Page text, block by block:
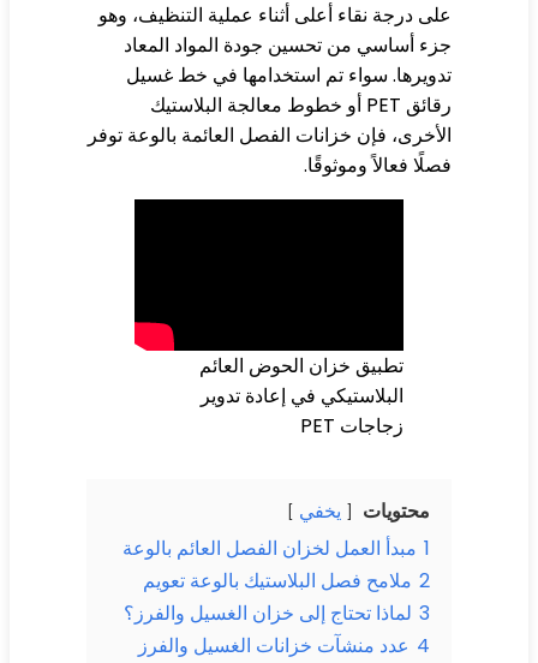
درجة نقاء أعلى أثناء عملية التنظيف، وهو
أساسي من تحسين جودة المواد المعاد
سواء تم استخدامها في خط غسيل
رقائق PET أو خطوط معالجة البلاستيك
فإن خزانات الفصل العائمة بالوعة توفر
فعالاً وموثوقًا.
تطبيق خزان الحوض العائم
البلاستيكي في إعادة تدوير
يخفي
مبدأ العمل لخزان الفصل العائم بالوعة
ملامح فصل البلاستيك بالوعة تعويم
لماذا تحتاج إلى خزان الغسيل والفرز؟
عدد منشآت خزانات الغسيل والفرز